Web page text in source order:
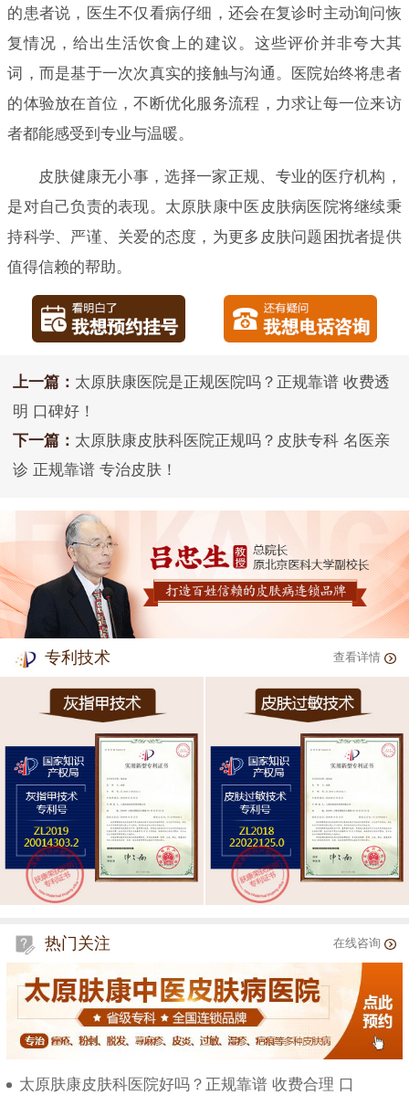
的患者说，医生不仅看病仔细，还会在复诊时主动询问恢
复情况，给出生活饮食上的建议。这些评价并非夸大其
词，而是基于一次次真实的接触与沟通。医院始终将患者
的体验放在首位，不断优化服务流程，力求让每一位来访
者都能感受到专业与温暖。
皮肤健康无小事，选择一家正规、专业的医疗机构，
是对自己负责的表现。太原肤康中医皮肤病医院将继续秉
持科学、严谨、关爱的态度，为更多皮肤问题困扰者提供
值得信赖的帮助。
上一篇： 太原肤康医院是正规医院吗？正规靠谱 收费透
明 口碑好！
下一篇： 太原肤康皮肤科医院正规吗？皮肤专科 名医亲
诊 正规靠谱 专治皮肤！
专利技术 查看详情
热门关注 在线咨询
太原肤康皮肤科医院好吗？正规靠谱 收费合理 口